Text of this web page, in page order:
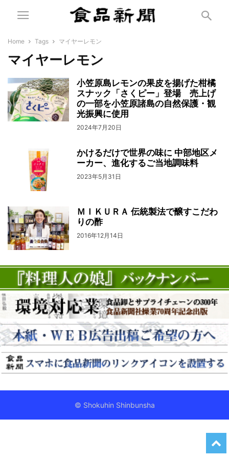
Home Tags マイヤーレモン
マイヤーレモン
小笠原島レモンの果皮を揚げた柑橘
スナック「さくピー」登場 売上げ
の一部を小笠原諸島の自然保護・観
光振興に使用
2024年7月20日
かけるだけで世界の味に 中部地区メ
ーカー、進化するご当地調味料
2023年5月31日
ＭＩＫＵＲＡ 伝統製法で醸すこだわ
りの酢
2016年12月14日
© Shokuhin Shinbunsha